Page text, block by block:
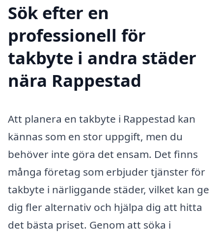
Sök efter en
professionell för
takbyte i andra städer
nära Rappestad
Att planera en takbyte i Rappestad kan
kännas som en stor uppgift, men du
behöver inte göra det ensam. Det finns
många företag som erbjuder tjänster för
takbyte i närliggande städer, vilket kan ge
dig fler alternativ och hjälpa dig att hitta
det bästa priset. Genom att söka i